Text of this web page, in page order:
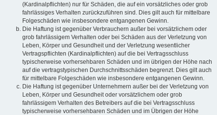
(Kardinalpflichten) nur für Schäden, die auf ein vorsätzliches oder grob
fahrlässiges Verhalten zurückzuführen sind. Dies gilt auch für mittelbare
Folgeschäden wie insbesondere entgangenen Gewinn.
Die Haftung ist gegenüber Verbrauchern außer bei vorsätzlichem oder
grob fahrlässigem Verhalten oder bei Schäden aus der Verletzung von
Leben, Körper und Gesundheit und der Verletzung wesentlicher
Vertragspflichten (Kardinalpflichten) auf die bei Vertragsschluss
typischerweise vorhersehbaren Schäden und im übrigen der Höhe nach
auf die vertragstypischen Durchschnittsschäden begrenzt. Dies gilt auch
für mittelbare Folgeschäden wie insbesondere entgangenen Gewinn.
Die Haftung ist gegenüber Unternehmern außer bei der Verletzung von
Leben, Körper und Gesundheit oder vorsätzlichem oder grob
fahrlässigem Verhalten des Betreibers auf die bei Vertragsschluss
typischerweise vorhersehbaren Schäden und im Übrigen der Höhe